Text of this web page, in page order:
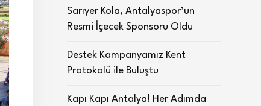
Sarıyer Kola, Antalyaspor’un
Resmi İçecek Sponsoru Oldu
Destek Kampanyamız Kent
Protokolü ile Buluştu
Kapı Kapı Antalya! Her Adımda